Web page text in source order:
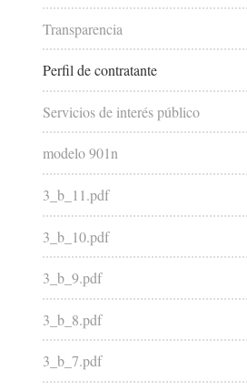
Transparencia
Perfil de contratante
Servicios de interés público
modelo 901n
3_b_11.pdf
3_b_10.pdf
3_b_9.pdf
3_b_8.pdf
3_b_7.pdf